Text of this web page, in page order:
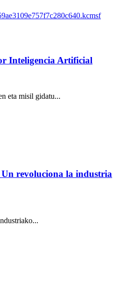
Inteligencia Artificial
eta misil gidatu...
revoluciona la industria